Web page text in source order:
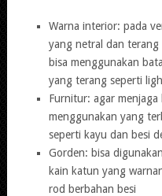
Warna interior: pada
yang netral dan
bisa menggunakan
yang terang seperti
Furnitur: agar
menggunakan yang
seperti kayu dan besi
Gorden: bisa
kain katun yang
rod berbahan besi